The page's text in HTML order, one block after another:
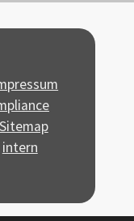
Sitemap
intern